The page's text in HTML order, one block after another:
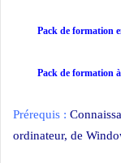
Pack de formation
Pack de formation
Prérequis :
ordinateur, de